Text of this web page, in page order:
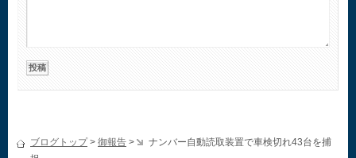
ブログトップ> 御報告 >
ナンバー自動読取装置で車検切れ43台を捕